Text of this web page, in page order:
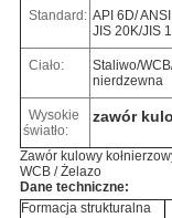
Standard: API 6D/
JIS 20K/JIS
Ciało:
Staliwo/
nierdzewna
Wysokie
światło:
zawór
Zawór kulowy
WCB / Żelazo
Dane techniczne:
Formacja strukturalna